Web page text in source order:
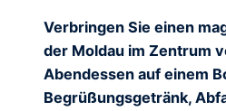
Verbringen Sie einen
der Moldau im Zentrum
Abendessen auf einem
Begrüßungsgetränk,